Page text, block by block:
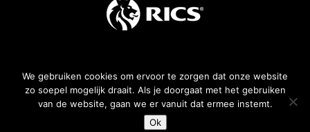
Algemene voorwaarden
All rights reserved —2026
We gebruiken cookies om ervoor te zorgen dat onze website
zo soepel mogelijk draait. Als je doorgaat met het gebruiken
van de website, gaan we er vanuit dat ermee instemt.
Ok